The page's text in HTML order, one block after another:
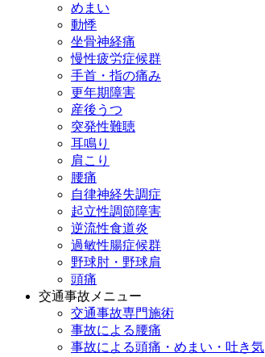
めまい
動悸
坐骨神経痛
慢性疲労症候群
手首・指の痛み
更年期障害
産後うつ
突発性難聴
耳鳴り
肩こり
腰痛
自律神経失調症
起立性調節障害
逆流性食道炎
過敏性腸症候群
野球肘・野球肩
頭痛
交通事故メニュー
交通事故専門施術
事故による腰痛
事故による頭痛・めまい・吐き気